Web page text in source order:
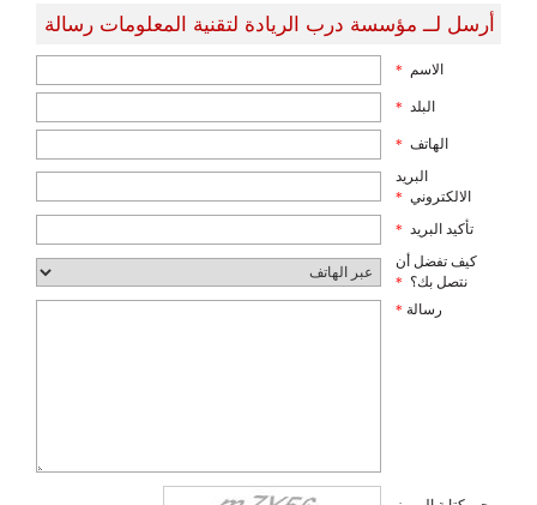
أرسل لــ مؤسسة درب الريادة لتقنية المعلومات رسالة
الاسم *
البلد *
الهاتف *
البريد
الالكتروني *
تأكيد البريد *
كيف تفضل أن
نتصل بك؟ *
رسالة *